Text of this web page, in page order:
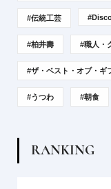
#伝統工芸
#柏井壽 #職人・
#ザ・ベスト・オブ・ギ
#うつわ #朝食
RANKING